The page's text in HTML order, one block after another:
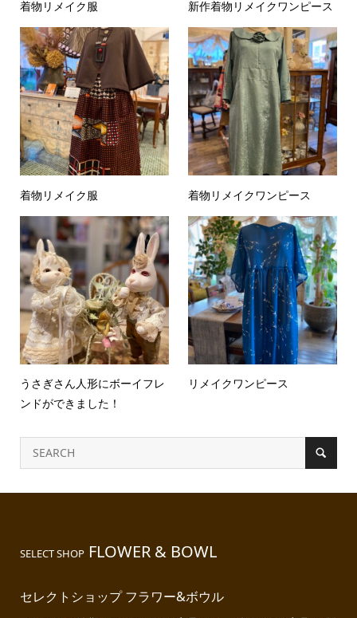
着物リメイク服 新作着物リメイクワンピース
着物リメイク服 着物リメイクワンピース
うさぎさん人形にボーイフレ
ンドができました！
リメイクワンピース
SELECT SHOP FLOWER & BOWL
セレクトショップ フラワー&ボウル